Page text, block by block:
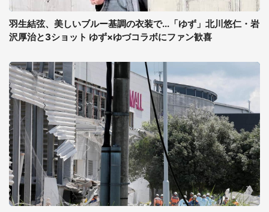
羽生結弦、美しいブルー基調の衣装で...「ゆず」北川悠仁・岩
沢厚治と3ショット ゆず×ゆづコラボにファン歓喜